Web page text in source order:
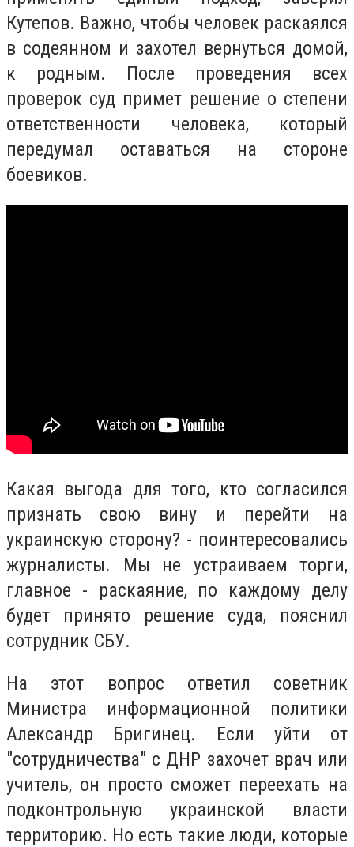
Кутепов. Важно, чтобы человек раскаялся
в содеянном и захотел вернуться домой,
к родным. После проведения всех
проверок суд примет решение о степени
ответственности человека, который
передумал оставаться на стороне
боевиков.
Какая выгода для того, кто согласился
признать свою вину и перейти на
украинскую сторону? - поинтересовались
журналисты. Мы не устраиваем торги,
главное - раскаяние, по каждому делу
будет принято решение суда, пояснил
сотрудник СБУ.
На этот вопрос ответил советник
Министра информационной политики
Александр Бригинец. Если уйти от
"сотрудничества" с ДНР захочет врач или
учитель, он просто сможет переехать на
подконтрольную украинской власти
территорию. Но есть такие люди, которые